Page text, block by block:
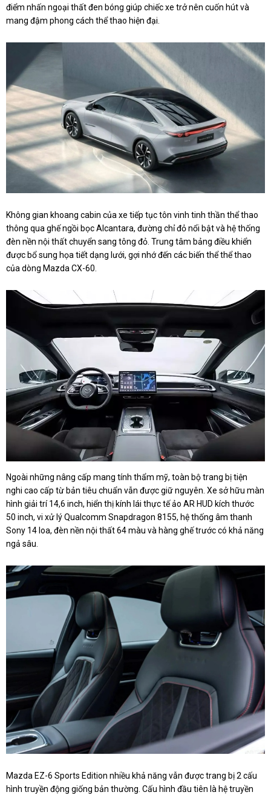
điểm nhấn ngoại thất đen bóng giúp chiếc xe trở nên cuốn hút và
mang đậm phong cách thể thao hiện đại.
Không gian khoang cabin của xe tiếp tục tôn vinh tinh thần thể thao
thông qua ghế ngồi bọc Alcantara, đường chỉ đỏ nổi bật và hệ thống
đèn nền nội thất chuyển sang tông đỏ. Trung tâm bảng điều khiển
được bổ sung họa tiết dạng lưới, gợi nhớ đến các biến thể thể thao
của dòng Mazda CX-60.
Ngoài những nâng cấp mang tính thẩm mỹ, toàn bộ trang bị tiện
nghi cao cấp từ bản tiêu chuẩn vẫn được giữ nguyên. Xe sở hữu màn
hình giải trí 14,6 inch, hiển thị kính lái thực tế ảo AR HUD kích thước
50 inch, vi xử lý Qualcomm Snapdragon 8155, hệ thống âm thanh
Sony 14 loa, đèn nền nội thất 64 màu và hàng ghế trước có khả năng
ngả sâu.
Mazda EZ-6 Sports Edition nhiều khả năng vẫn được trang bị 2 cấu
hình truyền động giống bản thường. Cấu hình đầu tiên là hệ truyền